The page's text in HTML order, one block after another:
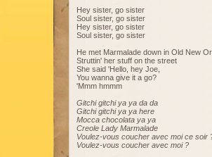
Hey sister, go sister
Soul sister, go sister
Hey sister, go sister
Soul sister, go sister
He met Marmalade down in Old New
Struttin' her stuff on the street
She said 'Hello, hey Joe,
You wanna give it a go?
'Mmm hmmm
Gitchi gitchi ya ya da da
Gitchi gitchi ya ya here
Mocca chocolata ya ya
Creole Lady Marmalade
Voulez-vous coucher avec moi ce soir
Voulez-vous coucher avec moi ?